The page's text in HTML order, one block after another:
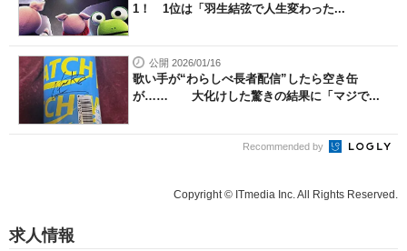
1！ 1位は「羽生結弦で人生変わった...
公開 2026/01/16
歌い手が“わらしべ長者配信”したら空き缶
が…… 大化けした驚きの結果に「マジで...
Recommended by
Copyright © ITmedia Inc. All Rights Reserved.
求人情報